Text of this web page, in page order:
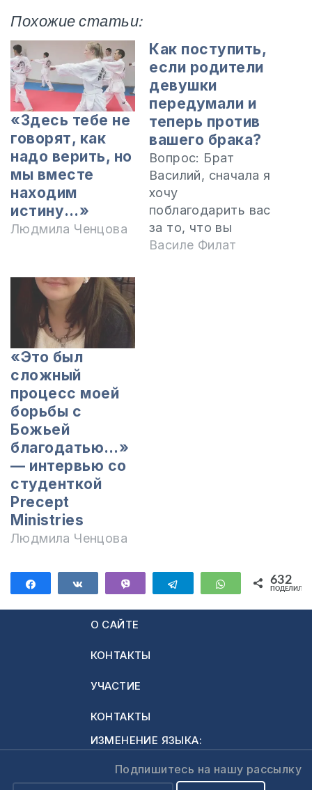
Похожие статьи:
«Здесь тебе не
говорят, как
надо верить, но
мы вместе
находим
истину…»
Людмила Ченцова
Как поступить,
если родители
девушки
передумали и
теперь против
вашего брака?
Вопрос: Брат
Василий, сначала я
хочу
поблагодарить вас
за то, что вы
служите Богу и
Василе Филат
«Это был
сложный
процесс моей
борьбы с
Божьей
благодатью…»
— интервью со
студенткой
Precept
Ministries
Людмила Ченцова
ПоделитьсяПоделиться Telegram WhatsApp
632
О САЙТЕ
КОНТАКТЫ
УЧАСТИЕ
КОНТАКТЫ
ИЗМЕНЕНИЕ ЯЗЫКА:
Подпишитесь на нашу рассылку